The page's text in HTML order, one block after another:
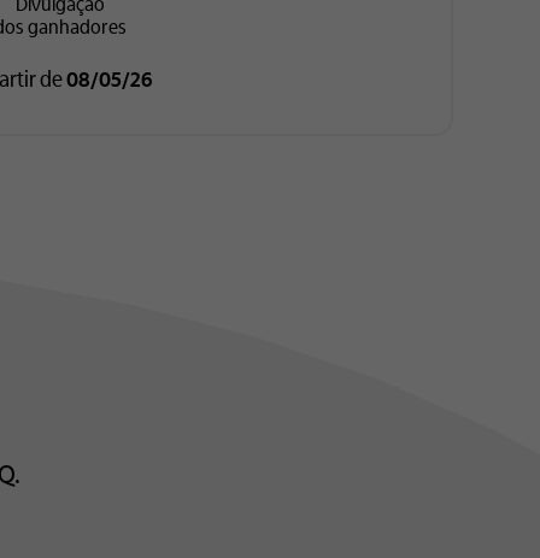
ganhadores
de08/05/26